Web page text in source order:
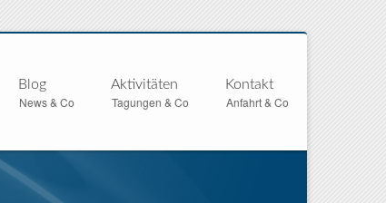
Blog
News & Co
Aktivitäten
Tagungen & Co
Kontakt
Anfahrt & Co